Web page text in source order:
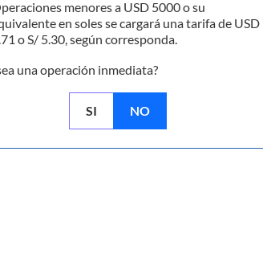
menores a USD 5000 o su
en soles se cargará una tarifa de USD
o S/ 5.30, según corresponda.
una operación inmediata?
SI NO